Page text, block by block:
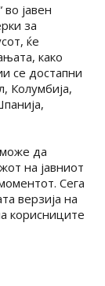
во јавен
за
ќе
како
се достапни
Колумбија,
да
на јавниот
Сега
верзија на
корисниците